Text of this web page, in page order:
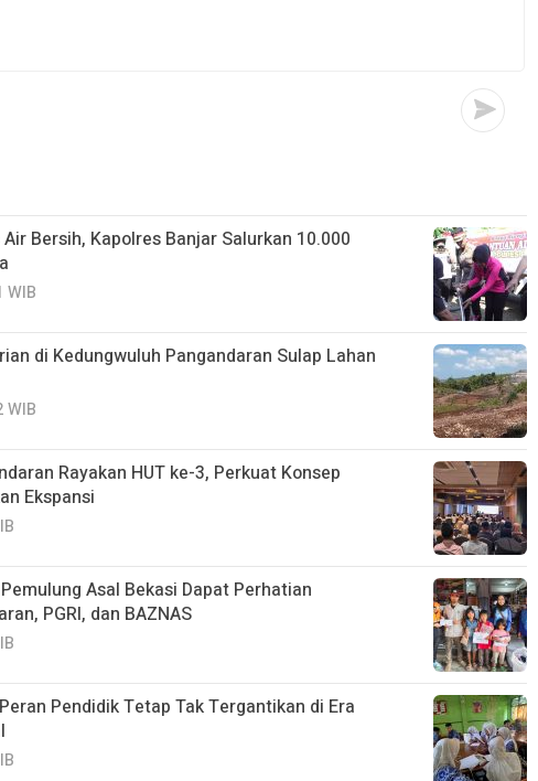
Bersih, Kapolres Banjar Salurkan 10.000
WIB
di Kedungwuluh Pangandaran Sulap Lahan
WIB
Rayakan HUT ke-3, Perkuat Konsep
Ekspansi
Asal Bekasi Dapat Perhatian
PGRI, dan BAZNAS
Pendidik Tetap Tak Tergantikan di Era